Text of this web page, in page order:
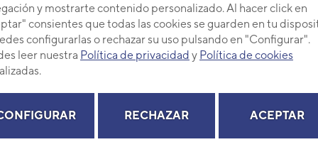
y mostrarte contenido personalizado. Al hacer click en
consientes que todas las cookies se guarden en tu
configurarlas o rechazar su uso pulsando en "Configurar".
leer nuestra Política de privacidad y Política de cookies
RECHAZAR ACEPTAR
EAN: